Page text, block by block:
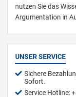
nutzen Sie das
Argumentation in
UNSER SERVICE
Sichere
Sofort.
Service Hotline: